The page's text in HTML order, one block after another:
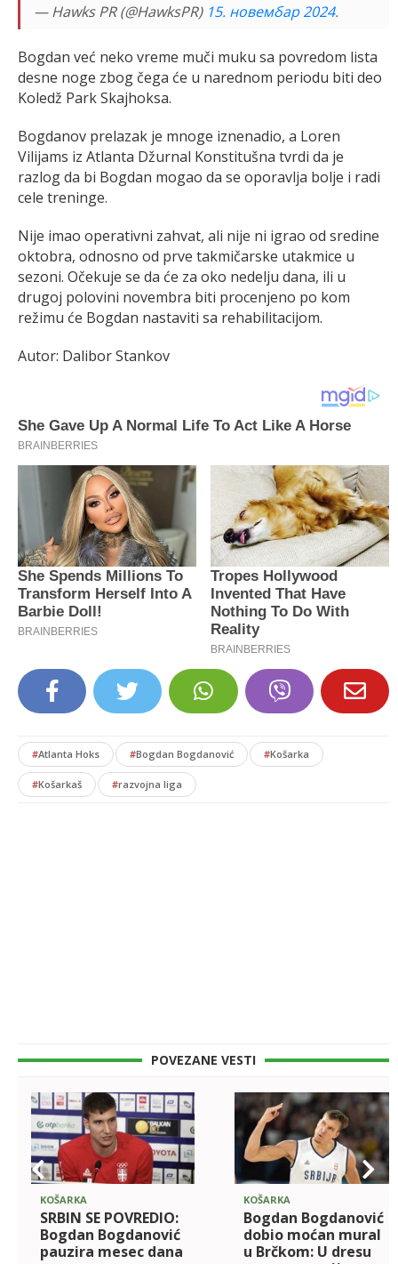
— Hawks PR (@HawksPR) 15. новембар 2024.
Bogdan već neko vreme muči muku sa povredom lista
desne noge zbog čega će u narednom periodu biti deo
Koledž Park Skajhoksa.
Bogdanov prelazak je mnoge iznenadio, a Loren
Vilijams iz Atlanta Džurnal Konstitušna tvrdi da je
razlog da bi Bogdan mogao da se oporavlja bolje i radi
cele treninge.
Nije imao operativni zahvat, ali nije ni igrao od sredine
oktobra, odnosno od prve takmičarske utakmice u
sezoni. Očekuje se da će za oko nedelju dana, ili u
drugoj polovini novembra biti procenjeno po kom
režimu će Bogdan nastaviti sa rehabilitacijom.
Autor: Dalibor Stankov
#Atlanta Hoks #Bogdan Bogdanović #Košarka
#Košarkaš #razvojna liga
POVEZANE VESTI
KOŠARKA
SRBIN SE POVREDIO:
Bogdan Bogdanović
pauzira mesec dana
KOŠARKA
Bogdan Bogdanović
dobio moćan mural
u Brčkom: U dresu